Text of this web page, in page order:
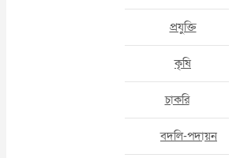
প্রযুক্তি
কৃষি
চাকরি
বদলি-পদায়ন